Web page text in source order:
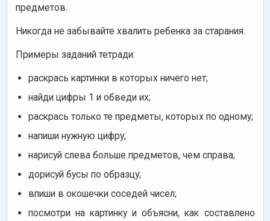
предметов.
Никогда не забывайте хвалить ребенка за старания.
Примеры заданий тетради:
раскрась картинки в которых ничего нет;
найди цифры 1 и обведи их;
раскрась только те предметы, которых по одному;
напиши нужную цифру;
нарисуй слева больше предметов, чем справа;
дорисуй бусы по образцу;
впиши в окошечки соседей чисел;
посмотри на картинку и объясни, как составлено